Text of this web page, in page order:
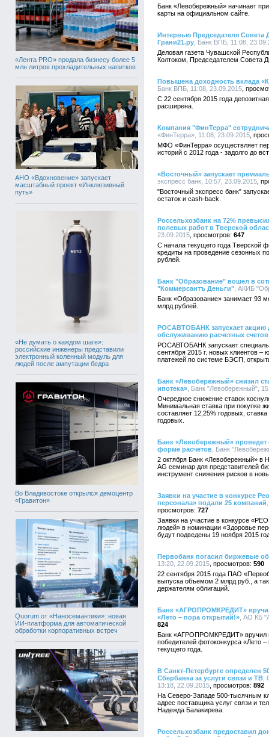
«Лента PRO» продала бизнесу более 5
млн литров прохладительных напитков
АНО «Вдохновение» запускает
масштабный проект «Инклюзивный
путь»
«Не думать о каждом шаге»:
российские инженеры представили
электронный коленный модуль для
людей после ампутации бедра
Во Владивостоке открылся демоцентр
«Гравитон»
Quorum от «Наносемантики»: новая
ИИ-платформа для автоматической
обработки корпоративных встреч
Банк «Левобережный» начинает
карты на официальном сайте.
Интервью Председателя Совета
Грани21.ру , Банк ВПБ, 11:08,
Деловая газета Чувашской
Колтоком, Председателем Совета
Повышена доходность вклада
Банк ВПБ, 11:08, 23.09.2015
С 22 сентября 2015 года
расширена.
Компания "ФинТерра"
«ФинТерра», 11:08, 23.09.2015
МФО «ФинТерра» осуществляет
историй с 2012 года - задолго до
«Восточный» запускает
экспресс банк, 10:57, 23.09.2015
"Восточный экспресс банк"
остаток и cash-back.
Россельхозбанк на 72%
полевых работ в Тверской
23.09.2015
647
С начала текущего года Тверской
кредиты на проведение сезонных
рублей.
Банк "Образование" вошел в
"Коммерсантъ Деньги" , АКИБ
Банк «Образование» занимает 93
млрд рублей.
РОСАВТОБАНК запускает акцию
обслуживанию расчетных счетов
РОСАВТОБАНК запускает
сентября 2015 г. новых клиентов –
платежей по системе БЭСП,
Банк «Левобережный» снизил
ипотека» , Банк "Левобережный",
Очередное снижение ставок
Минимальная ставка при покупке
составляет 12,25% годовых,
годовых.
Банк «Левобережный» проведет
форме расчетов , Банк
2 октября Банк «Левобережный» в
AG семинар для представителей
инструмент снижения рисков в
Заявки на участие в конкурсе
персонала» подали 25 компаний
727
Заявки на участие в конкурсе
людей» в номинации «Здоровье
будут подведены 19 ноября 2015
Первобанк погасил биржевые
13:20, 22.09.2015
590
22 сентября 2015 года ПАО
выпуска объемом 2 млрд руб., а
держателям облигаций.
Банк «АГРОПРОМКРЕДИТ»
«Лето – пора открытий!» , АО КБ
824
Банк «АГРОПРОМКРЕДИТ» вручил
победителей фотоконкурса «Лето
текущего года.
В Санкт-Петербурге определен
Сбербанка за услуги связи и ТВ
13:18, 22.09.2015
892
На Северо-Западе 500-тысячным
адрес поставщика услуг связи и
Надежда Балакирева.
Россельхозбанк предоставил